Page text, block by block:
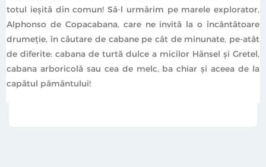
totul ieşită din comun! Să-l urmărim pe marele explorator,
Alphonso de Copacabana, care ne invită la o încântătoare
drumeţie, în căutare de cabane pe cât de minunate, pe-atât
de diferite: cabana de turtă dulce a micilor Hänsel şi Gretel,
cabana arboricolă sau cea de melc, ba chiar şi aceea de la
capătul pământului!